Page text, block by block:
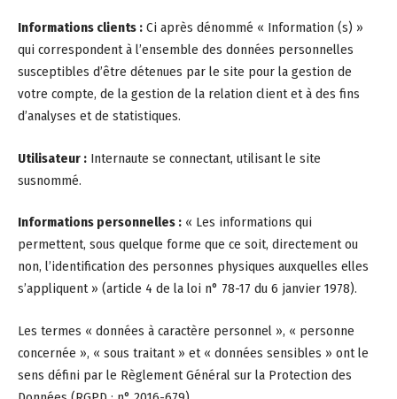
Informations clients : Ci après dénommé « Information (s) »
qui correspondent à l’ensemble des données personnelles
susceptibles d’être détenues par le site pour la gestion de
votre compte, de la gestion de la relation client et à des fins
d’analyses et de statistiques.
Utilisateur : Internaute se connectant, utilisant le site
susnommé.
Informations personnelles : « Les informations qui
permettent, sous quelque forme que ce soit, directement ou
non, l’identification des personnes physiques auxquelles elles
s’appliquent » (article 4 de la loi n° 78-17 du 6 janvier 1978).
Les termes « données à caractère personnel », « personne
concernée », « sous traitant » et « données sensibles » ont le
sens défini par le Règlement Général sur la Protection des